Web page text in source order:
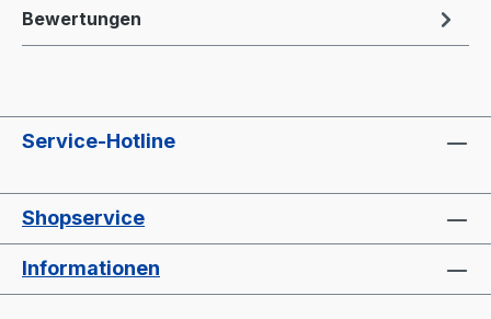
Bewertungen
Service-Hotline
Shopservice
Informationen